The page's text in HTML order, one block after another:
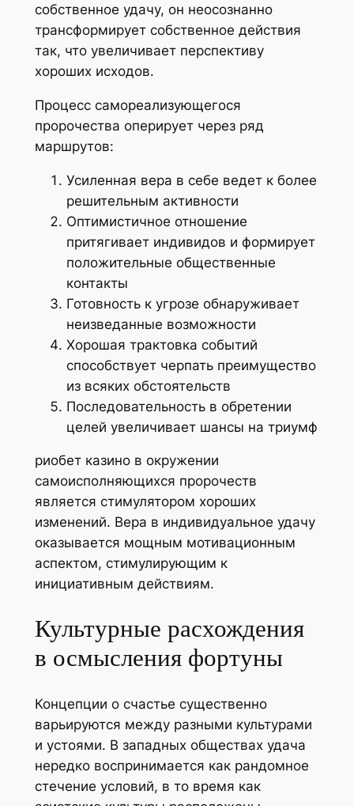
собственное удачу, он неосознанно
трансформирует собственное действия
так, что увеличивает перспективу
хороших исходов.
Процесс самореализующегося
пророчества оперирует через ряд
маршрутов:
Усиленная вера в себе ведет к более
решительным активности
Оптимистичное отношение
притягивает индивидов и формирует
положительные общественные
контакты
Готовность к угрозе обнаруживает
неизведанные возможности
Хорошая трактовка событий
способствует черпать преимущество
из всяких обстоятельств
Последовательность в обретении
целей увеличивает шансы на триумф
риобет казино в окружении
самоисполняющихся пророчеств
является стимулятором хороших
изменений. Вера в индивидуальное удачу
оказывается мощным мотивационным
аспектом, стимулирующим к
инициативным действиям.
Культурные расхождения
в осмысления фортуны
Концепции о счастье существенно
варьируются между разными культурами
и устоями. В западных обществах удача
нередко воспринимается как рандомное
стечение условий, в то время как